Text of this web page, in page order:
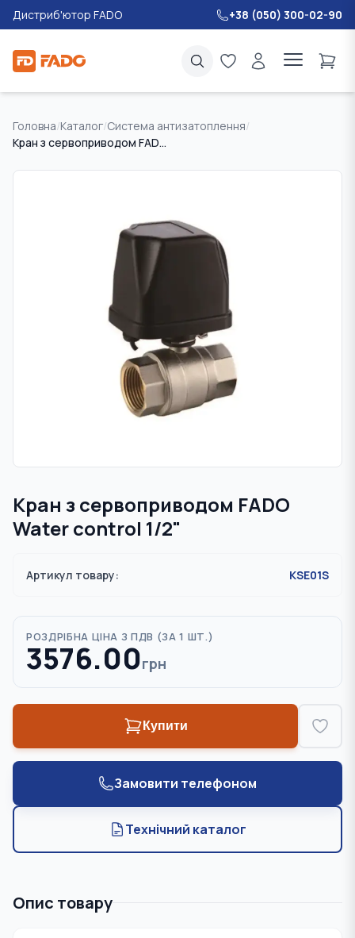
Дистриб'ютор FADO +38 (050) 300-02-90
Головна/Каталог/Система антизатоплення/
Кран з сервоприводом FADO Water control 1/2"
Кран з сервоприводом FADO
Water control 1/2"
Артикул товару: KSE01S
РОЗДРІБНА ЦІНА З ПДВ (ЗА 1 ШТ.)
3576.00грн
Купити
Замовити телефоном
Технічний каталог
Опис товару